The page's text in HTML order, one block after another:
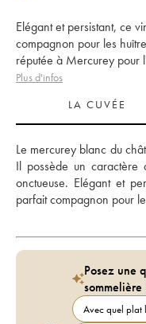
Elégant et persistant, ce
compagnon pour les
réputée à Mercurey pour
Plus d'infos
LA CUVÉE
Le mercurey blanc du
Il possède un caractère
onctueuse. Elégant et
Posez une
sommelière
Avec quel plat